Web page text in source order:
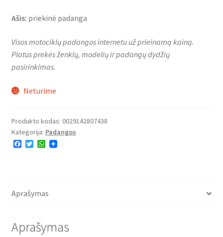
Ašis: priekinė padanga
Visos motociklų padangos internetu už prieinamą kainą.
Platus prekės ženklų, modelių ir padangų dydžių
pasirinkimas.
Neturime
Produkto kodas: 0029142807438
Kategorija: Padangos
F
o
T
r
W
p
Aprašymas
Aprašymas